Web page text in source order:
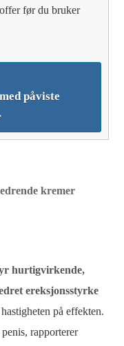
før du bruker
påviste
kremer
hurtigvirkende,
ereksjonsstyrke
på effekten.
rapporterer